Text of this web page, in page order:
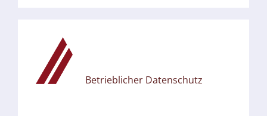
Betrieblicher Datenschutz